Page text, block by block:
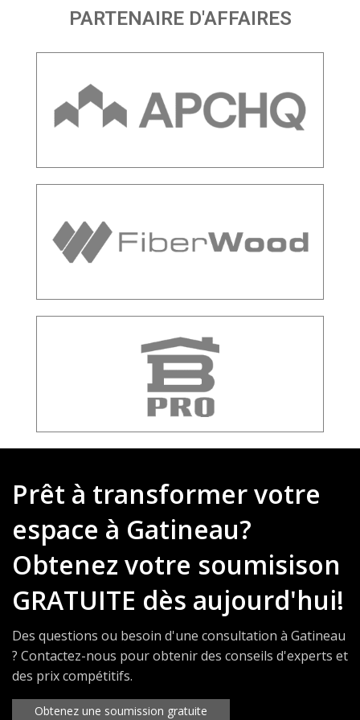
PARTENAIRE D'AFFAIRES
Prêt à transformer votre
espace à Gatineau?
Obtenez votre soumisison
GRATUITE dès aujourd'hui!
Des questions ou besoin d'une consultation à Gatineau
? Contactez-nous pour obtenir des conseils d'experts et
des prix compétitifs.
Obtenez une soumission gratuite